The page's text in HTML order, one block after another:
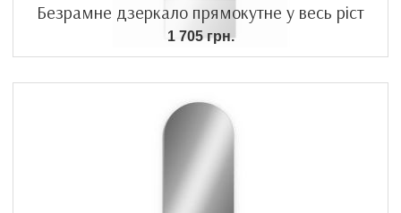
Безрамне дзеркало прямокутне у весь ріст
1 705 грн.